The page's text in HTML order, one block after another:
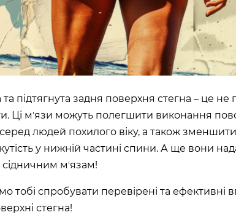
02000
02000
підтягнута задня поверхня стегна – це не
Ці мʼязи можуть полегшити виконання
людей похилого віку, а також зменшити
у нижній частині спини. А ще вони
сідничним мʼязам!
тобі спробувати перевірені та ефективні
стегна!